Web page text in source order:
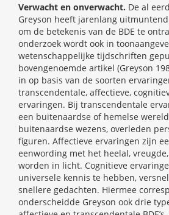
Verwacht en onverwacht. De al
Greyson heeft jarenlang
om de betekenis van de BDE te
onderzoek wordt ook in
wetenschappelijke tijdschriften
bovengenoemde artikel (Greyson
in op basis van de soorten
transcendentale, affectieve,
ervaringen. Bij transcendentale
een buitenaardse of hemelse
buitenaardse wezens, overleden
figuren. Affectieve ervaringen zijn
eenwording met het heelal,
worden in licht. Cognitieve
universele kennis te hebben,
snellere gedachten. Hiermee
onderscheidde Greyson ook drie